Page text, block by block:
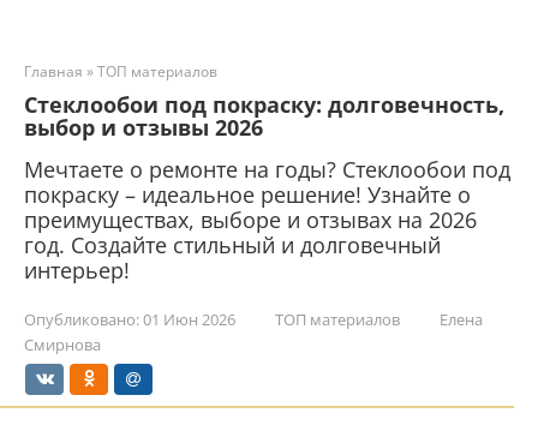
Главная »ТОП материалов
Стеклообои под покраску: долговечность,
выбор и отзывы 2026
Мечтаете о ремонте на годы? Стеклообои под
покраску – идеальное решение! Узнайте о
преимуществах, выборе и отзывах на 2026
год. Создайте стильный и долговечный
интерьер!
Опубликовано:01 Июн 2026 ТОП материалов
Елена
Смирнова